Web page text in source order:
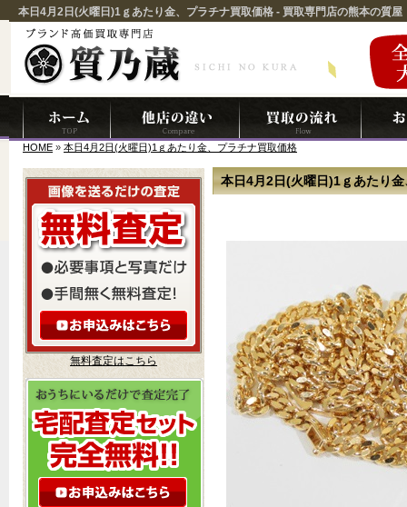
本日4月2日(火曜日)1ｇあたり金、プラチナ買取価格 - 買取専門店の熊本の質屋
HOME » 本日4月2日(火曜日)1ｇあたり金、プラチナ買取価格
本日4月2日(火曜日)1ｇあたり
無料査定はこちら